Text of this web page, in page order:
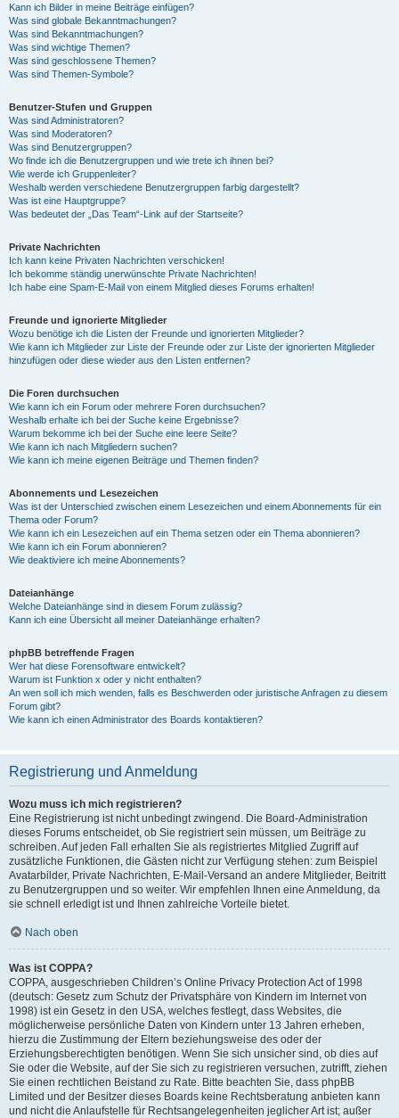
Kann ich Bilder in meine Beiträge einfügen?
Was sind globale Bekanntmachungen?
Was sind Bekanntmachungen?
Was sind wichtige Themen?
Was sind geschlossene Themen?
Was sind Themen-Symbole?
Benutzer-Stufen und Gruppen
Was sind Administratoren?
Was sind Moderatoren?
Was sind Benutzergruppen?
Wo finde ich die Benutzergruppen und wie trete ich ihnen bei?
Wie werde ich Gruppenleiter?
Weshalb werden verschiedene Benutzergruppen farbig dargestellt?
Was ist eine Hauptgruppe?
Was bedeutet der „Das Team“-Link auf der Startseite?
Private Nachrichten
Ich kann keine Privaten Nachrichten verschicken!
Ich bekomme ständig unerwünschte Private Nachrichten!
Ich habe eine Spam-E-Mail von einem Mitglied dieses Forums erhalten!
Freunde und ignorierte Mitglieder
Wozu benötige ich die Listen der Freunde und ignorierten Mitglieder?
Wie kann ich Mitglieder zur Liste der Freunde oder zur Liste der ignorierten Mitglieder
hinzufügen oder diese wieder aus den Listen entfernen?
Die Foren durchsuchen
Wie kann ich ein Forum oder mehrere Foren durchsuchen?
Weshalb erhalte ich bei der Suche keine Ergebnisse?
Warum bekomme ich bei der Suche eine leere Seite?
Wie kann ich nach Mitgliedern suchen?
Wie kann ich meine eigenen Beiträge und Themen finden?
Abonnements und Lesezeichen
Was ist der Unterschied zwischen einem Lesezeichen und einem Abonnements für ein
Thema oder Forum?
Wie kann ich ein Lesezeichen auf ein Thema setzen oder ein Thema abonnieren?
Wie kann ich ein Forum abonnieren?
Wie deaktiviere ich meine Abonnements?
Dateianhänge
Welche Dateianhänge sind in diesem Forum zulässig?
Kann ich eine Übersicht all meiner Dateianhänge erhalten?
phpBB betreffende Fragen
Wer hat diese Forensoftware entwickelt?
Warum ist Funktion x oder y nicht enthalten?
An wen soll ich mich wenden, falls es Beschwerden oder juristische Anfragen zu diesem
Forum gibt?
Wie kann ich einen Administrator des Boards kontaktieren?
Registrierung und Anmeldung
Wozu muss ich mich registrieren?
Eine Registrierung ist nicht unbedingt zwingend. Die Board-Administration
dieses Forums entscheidet, ob Sie registriert sein müssen, um Beiträge zu
schreiben. Auf jeden Fall erhalten Sie als registriertes Mitglied Zugriff auf
zusätzliche Funktionen, die Gästen nicht zur Verfügung stehen: zum Beispiel
Avatarbilder, Private Nachrichten, E-Mail-Versand an andere Mitglieder, Beitritt
zu Benutzergruppen und so weiter. Wir empfehlen Ihnen eine Anmeldung, da
sie schnell erledigt ist und Ihnen zahlreiche Vorteile bietet.
Nach oben
Was ist COPPA?
COPPA, ausgeschrieben Children’s Online Privacy Protection Act of 1998
(deutsch: Gesetz zum Schutz der Privatsphäre von Kindern im Internet von
1998) ist ein Gesetz in den USA, welches festlegt, dass Websites, die
möglicherweise persönliche Daten von Kindern unter 13 Jahren erheben,
hierzu die Zustimmung der Eltern beziehungsweise des oder der
Erziehungsberechtigten benötigen. Wenn Sie sich unsicher sind, ob dies auf
Sie oder die Website, auf der Sie sich zu registrieren versuchen, zutrifft, ziehen
Sie einen rechtlichen Beistand zu Rate. Bitte beachten Sie, dass phpBB
Limited und der Besitzer dieses Boards keine Rechtsberatung anbieten kann
und nicht die Anlaufstelle für Rechtsangelegenheiten jeglicher Art ist; außer